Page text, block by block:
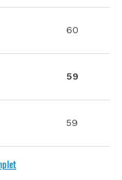
60
59
59